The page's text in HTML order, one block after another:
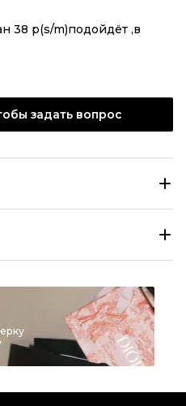
38 р(s/m)подойдёт ,в
задать вопрос
RICCI